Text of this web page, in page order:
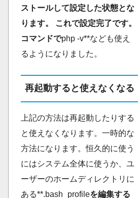
ストールして設定した状態とな
ります。
これで設定完了です。
コマンドでphp -v**なども使え
るようになりました。
再起動すると使えなくなる
上記の方法は再起動したりする
と使えなくなります。一時的な
方法になります。恒久的に使う
にはシステム全体に使うか、ユ
ーザーのホームディレクトリに
ある**.bash_profileを編集する